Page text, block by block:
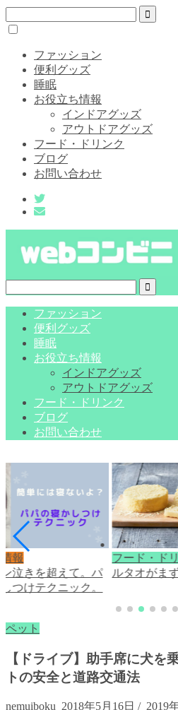
ファッション
便利グッズ
睡眠
お役立ち情報
インドアグッズ
アウトドアグッズ
フード・ドリンク
ブログ
お問い合わせ
ファッション
便利グッズ
睡眠
お役立ち情報
インドアグッズ
アウトドアグッズ
フード・ドリンク
ブログ
お問い合わせ
報
泣きを超えて。パ
つけテクニック。
フード・ド
ルタオがま
ペット
【ドライブ】助手席に犬を
トの安全と道路交通法
nemuiboku 2018年5月16日 / 2019